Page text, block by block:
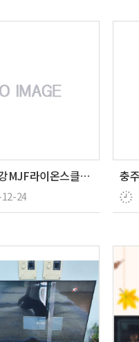
충주남한강MJF라이온스클럽, 100만원 상당 쌀 전달
24